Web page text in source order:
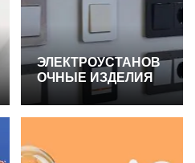
ЭЛЕКТРОУСТАНОВ
ОЧНЫЕ ИЗДЕЛИЯ